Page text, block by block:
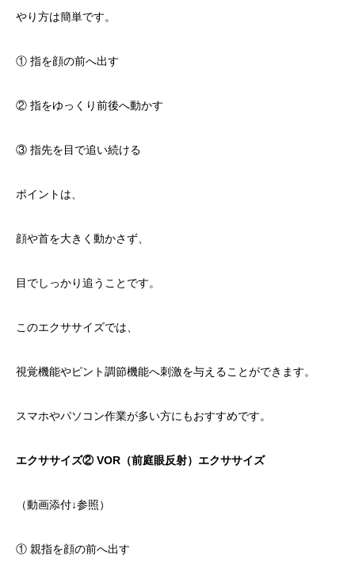
やり方は簡単です。
① 指を顔の前へ出す
② 指をゆっくり前後へ動かす
③ 指先を目で追い続ける
ポイントは、
顔や首を大きく動かさず、
目でしっかり追うことです。
このエクササイズでは、
視覚機能やピント調節機能へ刺激を与えることができます。
スマホやパソコン作業が多い方にもおすすめです。
エクササイズ② VOR（前庭眼反射）エクササイズ
（動画添付↓参照）
① 親指を顔の前へ出す